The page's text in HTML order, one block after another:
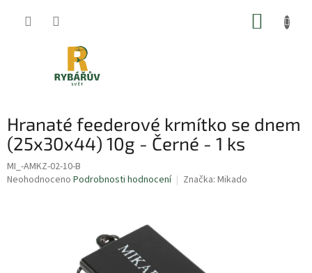
Hranaté feederové krmítko se dnem
(25x30x44) 10g - Černé - 1 ks
MI_-AMKZ-02-10-B
Průměrné
Neohodnoceno Podrobnosti hodnocení Značka: Mikado